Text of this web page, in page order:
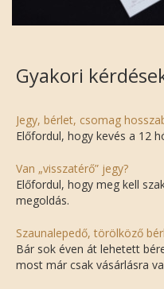
Gyakori
Jegy, bérlet, csomag
Előfordul, hogy kevés a 12
Van „visszatérő” jegy?
Előfordul, hogy meg kell
megoldás.
Szaunalepedő, törölköző
Bár sok éven át lehetett
most már csak vásárlásra